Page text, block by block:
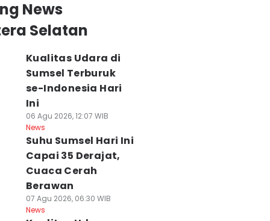
News
Selatan
Kualitas Udara di
Sumsel Terburuk
se-Indonesia Hari
Ini
06 Agu 2026, 12:07 WIB
News
Suhu Sumsel Hari Ini
Capai 35 Derajat,
Cuaca Cerah
Berawan
07 Agu 2026, 06:30 WIB
News